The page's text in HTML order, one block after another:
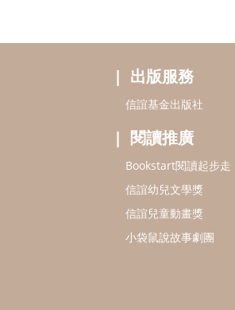
出版服務
信誼基金出版社
閱讀推廣
Bookstart閱讀起步走
信誼幼兒文學獎
信誼兒童動畫獎
小袋鼠說故事劇團